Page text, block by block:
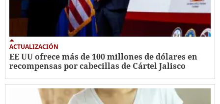
ACTUALIZACIÓN
EE UU ofrece más de 100 millones de dólares en
recompensas por cabecillas de Cártel Jalisco